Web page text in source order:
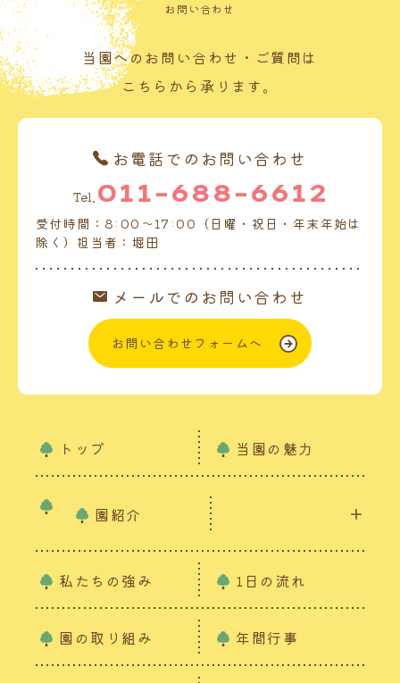
お問い合わせ
当園へのお問い合わせ・ご質問は
こちらから承ります。
お電話でのお問い合わせ
Tel. 011-688-6612
受付時間：8:00～17:00（日曜・祝日・年末年始は
除く）担当者：堀田
メールでのお問い合わせ
お問い合わせフォームへ
トップ 当園の魅力
園紹介
私たちの強み 1日の流れ
園の取り組み 年間行事